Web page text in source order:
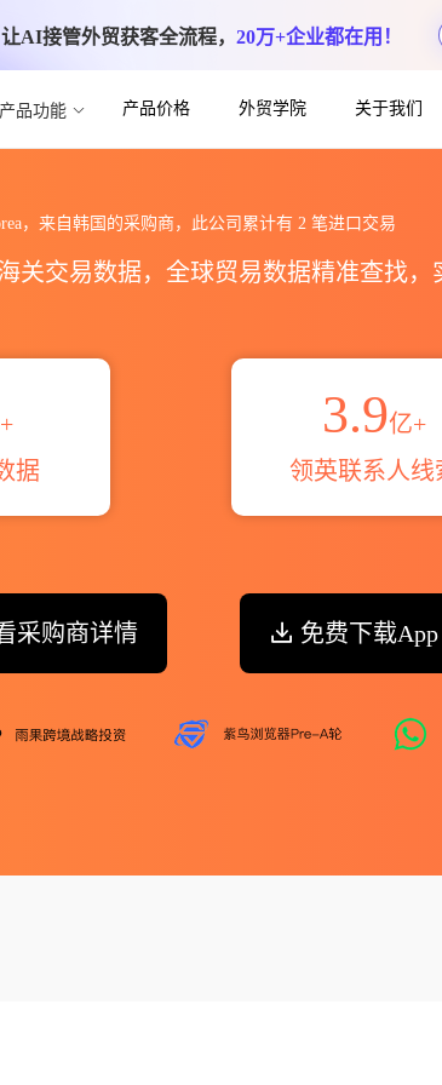
AI接管外贸获客全流程， 20万+企业都在用！
产品功能 产品价格 外贸学院 关于我们
，来自韩国的采购商，此公司累计有 2笔进口交易
关交易数据，全球贸易数据精准查找
据
3.9亿+
领英联系人线
采购商详情 免费下载App